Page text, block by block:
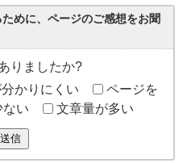
めに、ページのご感想をお聞
りましたか?
かりにくい
ページを
ない 文章量が多い
送信